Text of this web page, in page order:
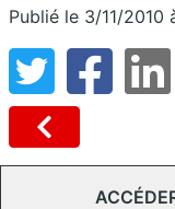
Publié le 3/11/2010